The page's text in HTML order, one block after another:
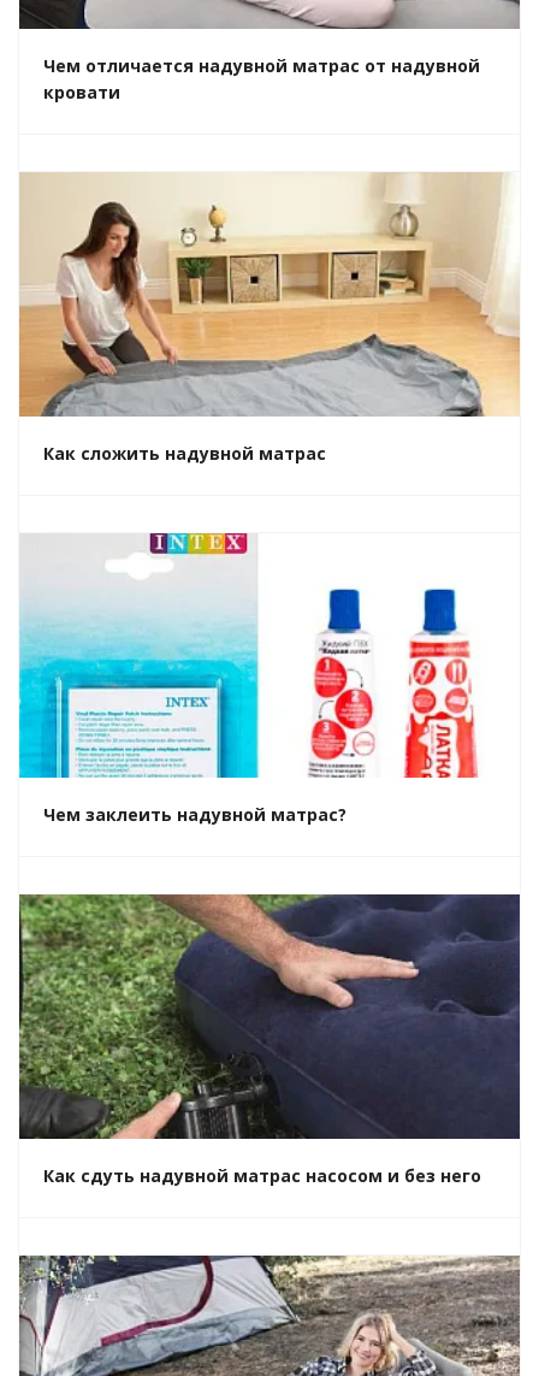
Чем отличается надувной матрас от надувной
кровати
Как сложить надувной матрас
Чем заклеить надувной матрас?
Как сдуть надувной матрас насосом и без него